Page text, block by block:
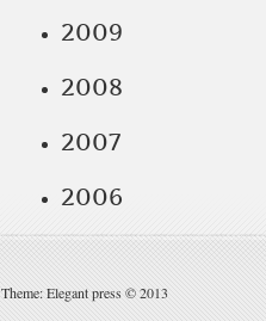
2009
2008
2007
2006
Theme: Elegant press © 2013